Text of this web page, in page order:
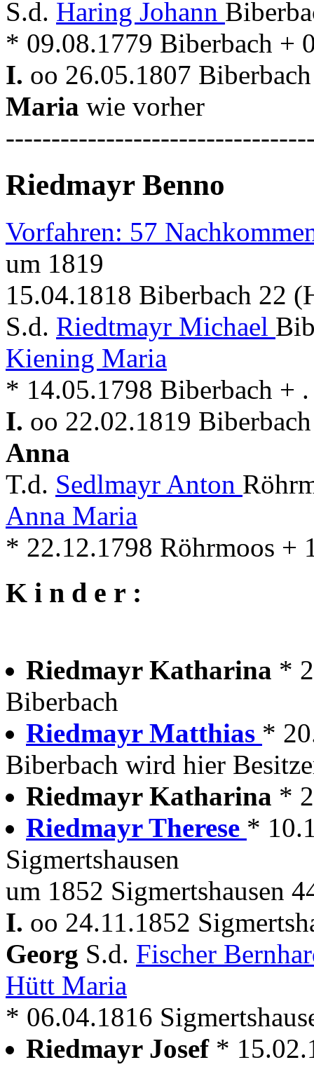
S.d. Haring Johann
* 09.08.1779 Biberbach +
I. oo 26.05.1807
Maria wie vorher
Riedmayr Benno
Vorfahren: 57
um 1819
15.04.1818 Biberbach 22
S.d. Riedtmayr Michael
Kiening Maria
* 14.05.1798 Biberbach +
I. oo 22.02.1819
Anna
T.d. Sedlmayr Anton
Anna Maria
* 22.12.1798 Röhrmoos +
K i n d e r :
Riedmayr Katharina *
Biberbach
Riedmayr Matthias *
Biberbach wird hier
Riedmayr Katharina *
Riedmayr Therese *
Sigmertshausen
um 1852 Sigmertshausen
I. oo 24.11.1852
Georg S.d. Fischer
Hütt Maria
* 06.04.1816
Riedmayr Josef *